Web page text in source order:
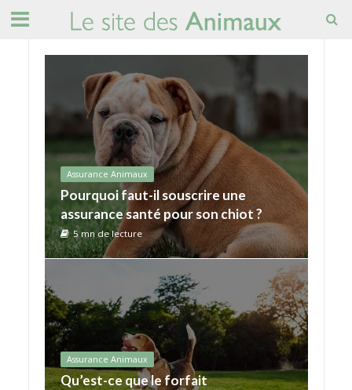
Assurance Animaux
Pourquoi faut-il souscrire une
assurance santé pour son chiot ?
5 mn de lecture
Assurance Animaux
Qu’est-ce que le forfait